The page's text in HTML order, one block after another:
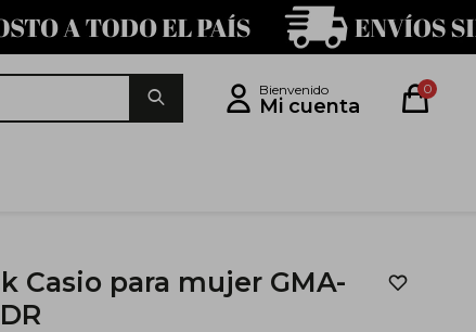
0
Casio para mujer GMA-